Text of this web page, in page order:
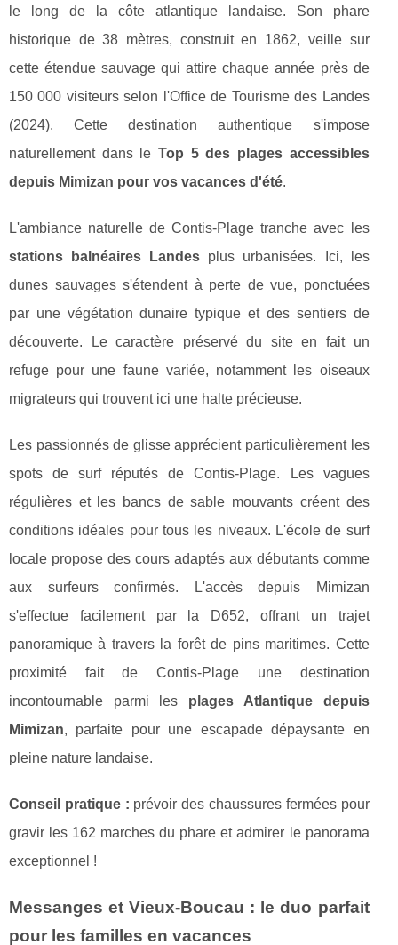
le long de la côte atlantique landaise. Son phare
historique de 38 mètres, construit en 1862, veille sur
cette étendue sauvage qui attire chaque année près de
150 000 visiteurs selon l'Office de Tourisme des Landes
(2024). Cette destination authentique s'impose
naturellement dans le Top 5 des plages accessibles
depuis Mimizan pour vos vacances d'été.
L'ambiance naturelle de Contis-Plage tranche avec les
stations balnéaires Landes plus urbanisées. Ici, les
dunes sauvages s'étendent à perte de vue, ponctuées
par une végétation dunaire typique et des sentiers de
découverte. Le caractère préservé du site en fait un
refuge pour une faune variée, notamment les oiseaux
migrateurs qui trouvent ici une halte précieuse.
Les passionnés de glisse apprécient particulièrement les
spots de surf réputés de Contis-Plage. Les vagues
régulières et les bancs de sable mouvants créent des
conditions idéales pour tous les niveaux. L'école de surf
locale propose des cours adaptés aux débutants comme
aux surfeurs confirmés. L'accès depuis Mimizan
s'effectue facilement par la D652, offrant un trajet
panoramique à travers la forêt de pins maritimes. Cette
proximité fait de Contis-Plage une destination
incontournable parmi les plages Atlantique depuis
Mimizan, parfaite pour une escapade dépaysante en
pleine nature landaise.
Conseil pratique : prévoir des chaussures fermées pour
gravir les 162 marches du phare et admirer le panorama
exceptionnel !
Messanges et Vieux-Boucau : le duo parfait
pour les familles en vacances